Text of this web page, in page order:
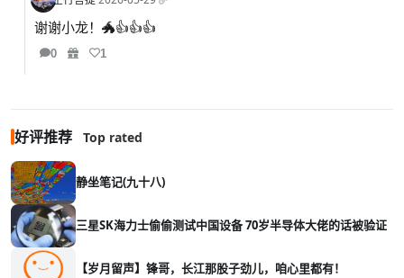
谢谢小龙！🐲👍👍👍
0 1
好评推荐 Top rated
静坐笔记(九十八)
三星SK海力士偷偷测试中国设备 70岁半导体大佬的话被验证
【岁月留声】锋哥，长江那股子劲儿，咱心里都有！